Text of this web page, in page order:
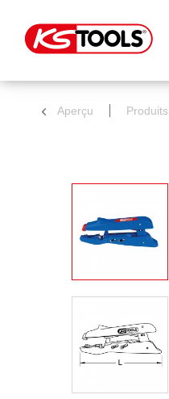
Aperçu Produits